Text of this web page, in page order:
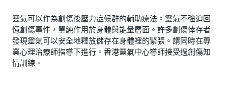
靈氣可以作為創傷後壓力症候群的輔助療法。靈氣不強迫回
憶創傷事件，單純作用於身體與能量層面。許多創傷倖存者
發現靈氣可以安全地釋放儲存在身體裡的緊張。請同時在專
業心理治療師指導下進行。香港靈氣中心導師接受過創傷知
情訓練。